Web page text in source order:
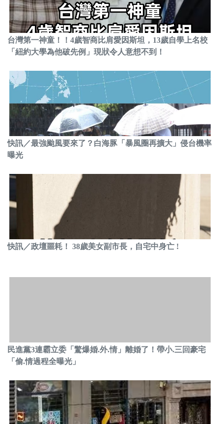
台灣第一神童！！4歲智商比肩愛因斯坦，13歲自學上名校
「紐約大學為他破先例」現狀令人意想不到！
快訊／最強颱風要來了？白海豚「暴風圈再擴大」侵台機率
曝光
快訊／政壇噩耗！ 38歲美女副市長，自宅中身亡 !
民進黨3連霸立委「驚爆婚.外.情」離婚了！帶小.三回豪宅
「偷.情過程全曝光」